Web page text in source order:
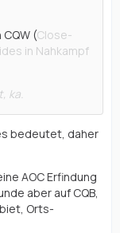
(Close-
in Nahkampf
ka.
bedeutet, daher
AOC Erfindung
aber auf CQB,
Orts-